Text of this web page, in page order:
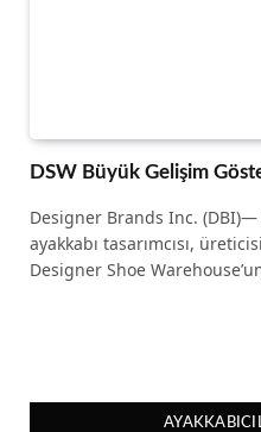
DSW Büyük Gelişim
Designer Brands Inc. (DBI)—
ayakkabı tasarımcısı,
Designer Shoe